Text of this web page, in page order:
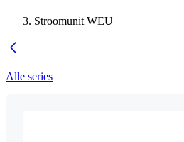
Stroomunit WEU
Alle series